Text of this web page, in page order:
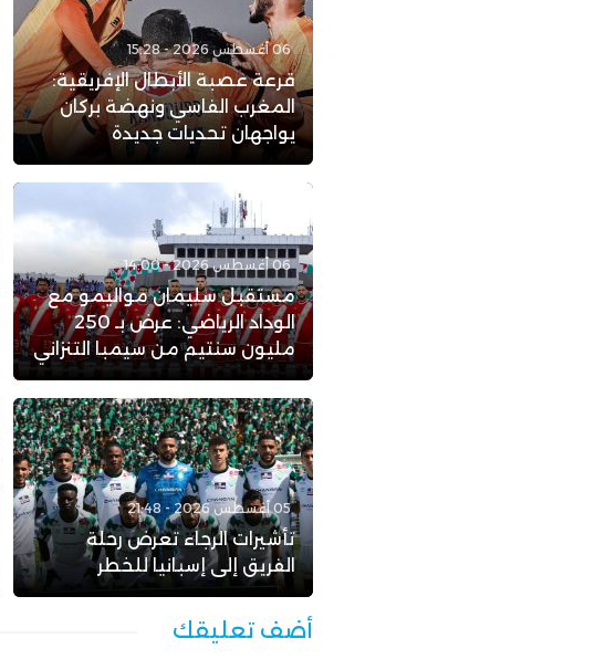
06 أغسطس 2026 - 15:28
قرعة عصبة الأبطال الإفريقية:
المغرب الفاسي ونهضة بركان
يواجهان تحديات جديدة
06 أغسطس 2026 - 14:00
مستقبل سليمان مواليمو مع
الوداد الرياضي: عرض بـ 250
مليون سنتيم من سيمبا التنزاني
05 أغسطس 2026 - 21:48
تأشيرات الرجاء تعرض رحلة
الفريق إلى إسبانيا للخطر
أضف تعليقك